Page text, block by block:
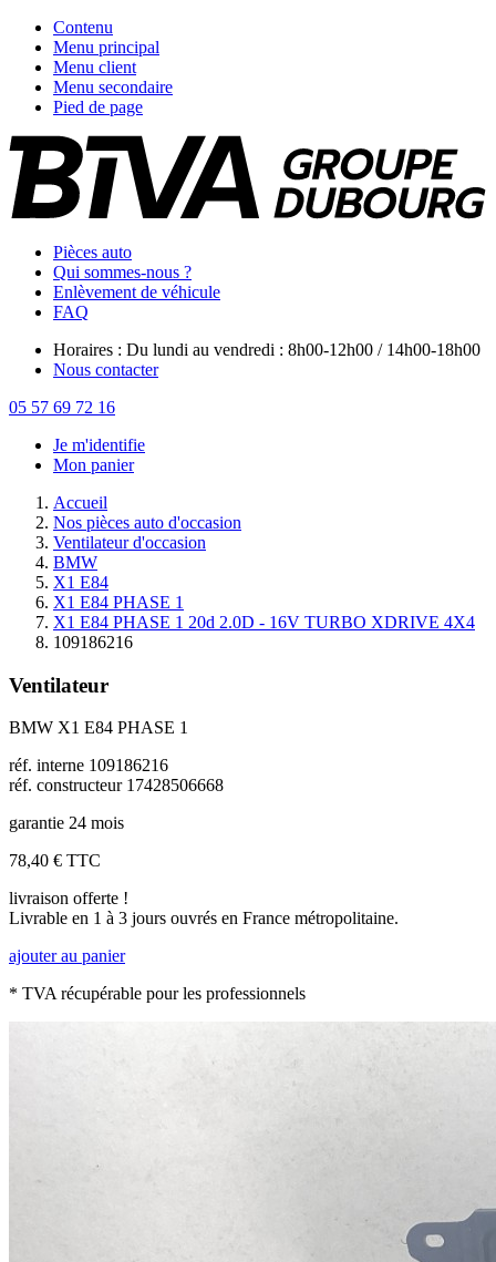
Contenu
Menu principal
Menu client
Menu secondaire
Pied de page
Pièces auto
Qui sommes-nous ?
Enlèvement de véhicule
FAQ
Horaires : Du lundi au vendredi : 8h00-12h00 / 14h00-18h00
Nous contacter
05 57 69 72 16
Je m'identifie
Mon panier
Accueil
Nos pièces auto d'occasion
Ventilateur d'occasion
BMW
X1 E84
X1 E84 PHASE 1
X1 E84 PHASE 1 20d 2.0D - 16V TURBO XDRIVE 4X4
109186216
Ventilateur
BMW X1 E84 PHASE 1
réf. interne 109186216
réf. constructeur 17428506668
garantie 24 mois
78,40 € TTC
livraison offerte !
Livrable en 1 à 3 jours ouvrés en France métropolitaine.
ajouter au panier
* TVA récupérable pour les professionnels